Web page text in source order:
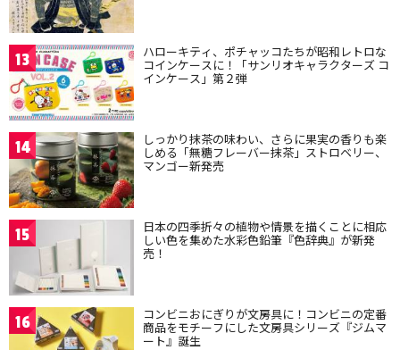
13 ハローキティ、ポチャッコたちが昭和レトロな
コインケースに！「サンリオキャラクターズ コ
インケース」第２弾
14 しっかり抹茶の味わい、さらに果実の香りも楽
しめる「無糖フレーバー抹茶」ストロベリー、
マンゴー新発売
15 日本の四季折々の植物や情景を描くことに相応
しい色を集めた水彩色鉛筆『色辞典』が新発
売！
16 コンビニおにぎりが文房具に！コンビニの定番
商品をモチーフにした文房具シリーズ『ジムマ
ート』誕生